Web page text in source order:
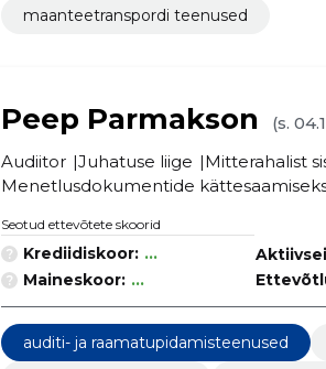
maanteetranspordi teenused
Peep Parmakson
(s.
Audiitor Juhatuse liige
Mitterahalist
Menetlusdokumentide
Seotud ettevõtete skoorid
Krediidiskoor: ...
Maineskoor: ...
auditi- ja raamatupidamisteenused